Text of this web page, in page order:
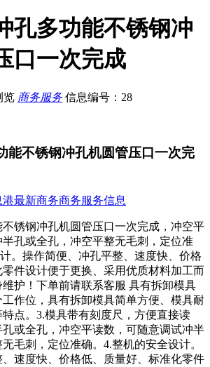
孔多功能不锈钢冲
口一次完成
览 商务服务 信息编号：28
能不锈钢冲孔机圆管压口一次完
港最新商务商务服务信息
锈钢冲孔机圆管压口一次完成，冲空平
孔或全孔，冲空平整无毛​‌‌刺，定位准
。操作简便、冲孔平整、速度快、价格
件设计便于更换、采用优质材料加工而
护！下单前请联系客服 具有拆卸模具
作位，具有拆卸模具简单方便、模具耐
点。3.模具带有刻度尺，方便直接读
或全孔，冲空平读数，可随意调试冲半
毛刺，定位准确。4.整机的安全设计。
速度快、价格低、质量好、标准化零件